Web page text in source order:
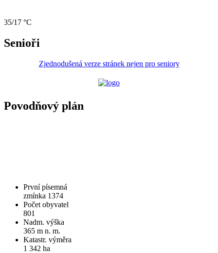
35/17 °C
Senioři
Zjednodušená verze stránek nejen pro seniory
Povodňový plán
První písemná
zmínka 1374
Počet obyvatel
801
Nadm. výška
365 m n. m.
Katastr. výměra
1 342 ha